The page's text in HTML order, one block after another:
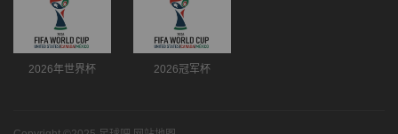
2026年世界杯 2026冠军杯